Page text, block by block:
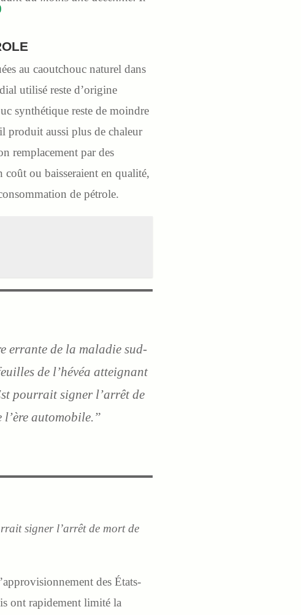
au caoutchouc naturel dans
utilisé reste d’origine
synthétique reste de moindre
produit aussi plus de chaleur
remplacement par des
coût ou baisseraient en qualité,
de pétrole.
errante de la maladie sud-
de l’hévéa atteignant
pourrait signer l’arrêt de
l’ère automobile.”
signer l’arrêt de mort de
des États-
ont rapidement limité la